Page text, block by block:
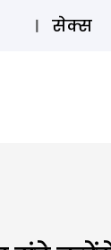
सेक्स